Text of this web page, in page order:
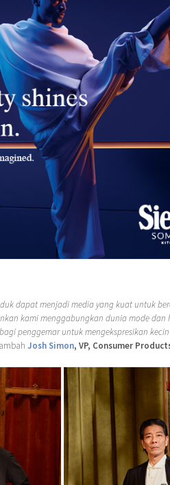
dapat menjadi media yang kuat untuk
kami menggabungkan dunia mode dan
penggemar untuk mengekspresikan
Josh Simon, VP, Consumer